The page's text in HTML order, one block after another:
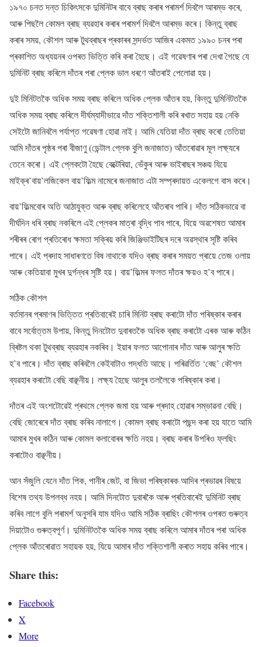
১৯৭০ চনত দন্ত চিকিৎসকে দুমিনিটৰ বাবে ব্ৰাছ কৰাৰ পৰামৰ্শ দিবলৈ আৰম্ভ কৰে,
আৰু পিছলৈ কোমল ব্ৰাছ ব্যৱহাৰ কৰাৰ পৰামৰ্শ দিবলৈ আৰম্ভ কৰে। কিন্তু ব্ৰাছ
কৰাৰ সময়, কৌশল আৰু টুথব্ৰাছৰ প্ৰকাৰৰ সন্দৰ্ভত আজিৰ একমত ১৯৯০ চনৰ পৰা
প্ৰকাশিত অধ্যয়নৰ ওপৰত ভিত্তি কৰি কৰা হৈছে। এই গৱেষণাৰ পৰা দেখা গৈছে যে
দুমিনিট ব্ৰাছ কৰিলে দাঁতৰ পৰা প্লেক ভাল ধৰণে আঁতৰাই পেলোৱা হয়।
দুই মিনিটতকৈ অধিক সময় ব্ৰাছ কৰিলে অধিক প্লেক আঁতৰ হয়, কিন্তু দুমিনিটতকৈ
অধিক সময় ব্ৰাছ কৰিলে দীৰ্ঘম্যাদীভাৱে দাঁত শক্তিশালী কৰি ৰখাত সহায় হয় নেকি
সেইটো জানিবলৈ পৰ্যাপ্ত গৱেষণা হোৱা নাই। আমি যেতিয়া দাঁত ব্ৰাছ কৰো তেতিয়া
আমি দাঁতৰ পৃষ্ঠৰ পৰা বীজাণু (ডেন্টাল প্লেক বুলি জনাজাত) আঁতৰোৱাৰ মূল লক্ষ্যৰে
তেনে কৰো। এই প্লেকটো হৈছে বেক্টেৰিয়া, ভেঁকুৰ আৰু ভাইৰাছৰ সঞ্চয় যিয়ে
মাইক্ৰ’বায়’লজিকেল বায়’ফিল্ম নামেৰে জনাজাত এটা সম্প্ৰদায়ত একেলগে বাস কৰে।
বায়’ফিল্মবোৰ অতি আঠাযুক্ত আৰু ব্ৰাছ কৰিলেহে আঁতৰাব পাৰি। দাঁত সঠিকভাৱে বা
দীৰ্ঘদিন ধৰি ব্ৰাছ নকৰিলে এই প্লেকৰ মাত্ৰা বৃদ্ধি পাব পাৰে, যিয়ে অৱশেষত আমাৰ
শৰীৰৰ ৰোগ প্ৰতিৰোধ ক্ষমতা সক্ৰিয় কৰি জিঞ্জিভাইটিছৰ দৰে অৱস্থাৰ সৃষ্টি কৰিব
পাৰে। এই প্ৰদাহ সাধাৰণতে বিষ নাথাকে যদিও ব্ৰাছ কৰাৰ সময়ত প্ৰায়ে তেজ ওলায়
আৰু কেতিয়াবা মুখৰ দুৰ্গন্ধৰ সৃষ্টি হয়। বায়’ফিল্মৰ ফলত দাঁতৰ ক্ষয়ও হ’ব পাৰে।
সঠিক কৌশল
বৰ্তমানৰ প্ৰমাণৰ ভিত্তিত প্ৰতিবাৰেই চাৰি মিনিট ব্ৰাছ কৰাটো দাঁত পৰিষ্কাৰ কৰাৰ
বাবে সৰ্বোত্তম উপায়, কিন্তু দিনটোত দুবাৰতকৈ অধিক ব্ৰাছ কৰাটো এৰক আৰু কঠিন
ব্ৰিষ্টল থকা টুথব্ৰাছ ব্যৱহাৰ নকৰিব। ইয়াৰ ফলত আপোনাৰ দাঁত আৰু আলুৰ ক্ষতি
হ’ব পাৰে। দাঁত ব্ৰাছ কৰিবলৈ কেইবাটাও পদ্ধতি আছে। পৰিৱৰ্তিত ‘বেছ’ কৌশল
ব্যৱহাৰ কৰাটো বেছি বাঞ্ছনীয়। লক্ষ্য হৈছে আলুৰ তললৈকে পৰিষ্কাৰ কৰা।
দাঁতৰ এই অংশটোৱেই প্ৰথমে প্লেক জমা হয় আৰু প্ৰদাহ হোৱাৰ সম্ভাৱনা বেছি।
বেছি জোৰেৰে দাঁত ব্ৰাছ কৰিব নালাগে। কোমল ব্ৰাছ কৰাটো পছন্দ কৰা হয় যাতে আমি
আমাৰ মুখৰ কঠিন আৰু কোমল কলাবোৰৰ ক্ষতি নহয়। ব্ৰাছ কৰাৰ উপৰিও ফ্লছিং
কৰাটোও বাঞ্ছনীয়।
আন সঁজুলি যেনে দাঁত পিক, পানীৰ জেট, বা জিভা পৰিষ্কাৰক আদিৰ প্ৰভাৱৰ বিষয়ে
বিশেষ তথ্য উপলব্ধ নহয়। আমি দিনটোত দুবাৰকৈ আৰু প্ৰতিবাৰেই দুমিনিট ব্ৰাছ
কৰিব লাগে বুলি পৰামৰ্শ অনুসৰি যাম যদিও আমি সঠিক ব্ৰাছিং কৌশলৰ ওপৰত গুৰুত্ব
দিয়াটোও গুৰুত্বপূৰ্ণ। দুমিনিটতকৈ অধিক সময় ব্ৰাছ কৰিলে আমাৰ দাঁতৰ পৰা অধিক
প্লেক আঁতৰোৱাত সহায়ক হয়, যিয়ে আমাৰ দাঁত শক্তিশালী কৰাত সহায় কৰিব পাৰে।
Share this:
Facebook
X
More